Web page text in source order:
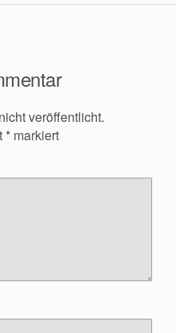
veröffentlicht.
* markiert